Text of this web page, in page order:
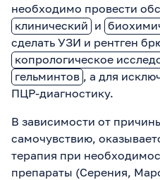
необходимо провести
клинический и
сделать УЗИ и рентген
копрологическое
гельминтов , а для
ПЦР-диагностику.
В зависимости от
самочувствию,
терапия при
препараты (Серения,